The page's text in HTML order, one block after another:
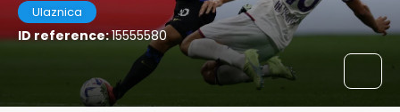
Ulaznica
ID reference:15555580